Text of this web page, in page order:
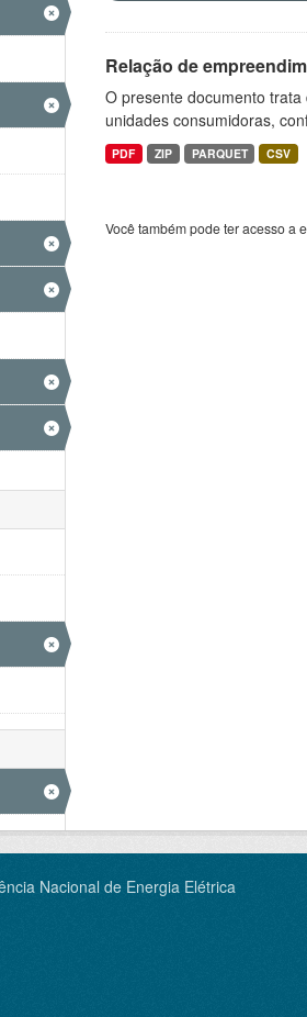
Relação de
O presente documento
unidades consumidoras,
PDF ZIP PARQUET CSV
Você também pode ter acesso a
Nacional de Energia Elétrica